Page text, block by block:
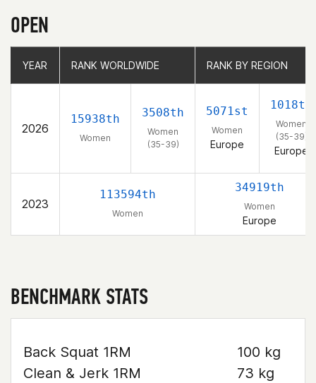
OPEN
YEAR RANK WORLDWIDE RANK BY REGION
2026
15938th
Women
3508th
Women
(35-39)
5071st
Women
Europe
1018th
Women
(35-39)
Europe
2023
113594th
Women
34919th
Women
Europe
YEAR RANK WORLDWIDE RANK BY REGION
BENCHMARK STATS
Back Squat 1RM
100 kg
Clean & Jerk 1RM
73 kg